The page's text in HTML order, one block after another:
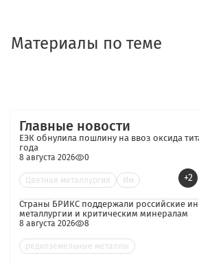
Материалы по теме
Главные новости
ЕЭК обнулила пошлину на ввоз оксида
года
8 августа 2026 0
Цветная металлургия Им +2
Страны БРИКС поддержали российские
металлургии и критическим минералам
8 августа 2026 8
редкоземельные металлы